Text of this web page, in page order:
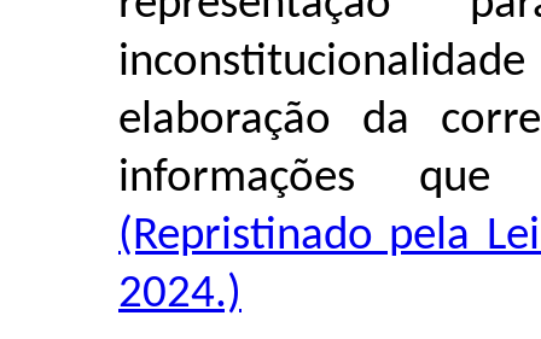
elaboração da
informações
(Repristinado pela
2024.)